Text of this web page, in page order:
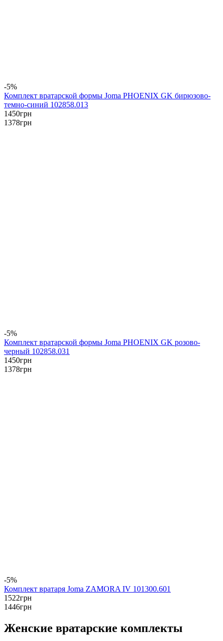
-5%
Комплект вратарской формы Joma PHOENIX GK бирюзово-
темно-синий 102858.013
1450грн
1378грн
-5%
Комплект вратарской формы Joma PHOENIX GK розово-
черный 102858.031
1450грн
1378грн
-5%
Комплект вратаря Joma ZAMORA IV 101300.601
1522грн
1446грн
Женские вратарские комплекты